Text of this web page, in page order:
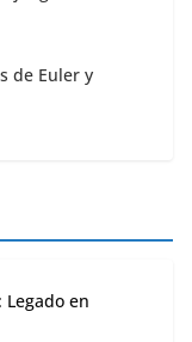
de Euler y
en